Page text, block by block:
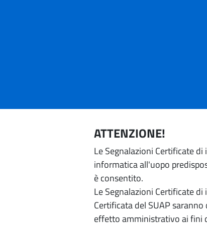
ATTENZIONE!
Le Segnalazioni Certificate
informatica all'uopo
è consentito.
Le Segnalazioni Certificate
Certificata del SUAP
effetto amministrativo ai fini